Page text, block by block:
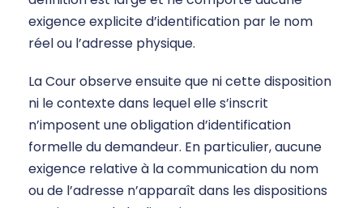
exigence explicite d’identification par le nom
réel ou l’adresse physique.
La Cour observe ensuite que ni cette disposition
ni le contexte dans lequel elle s’inscrit
n’imposent une obligation d’identification
formelle du demandeur. En particulier, aucune
exigence relative à la communication du nom
ou de l’adresse n’apparaît dans les dispositions